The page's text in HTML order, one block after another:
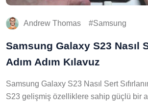
Andrew Thomas Samsung
Samsung Galaxy S23 Nasıl
Adım Adım Kılavuz
Samsung Galaxy S23 Nasıl Sert
S23 gelişmiş özelliklere sahip güçlü bir